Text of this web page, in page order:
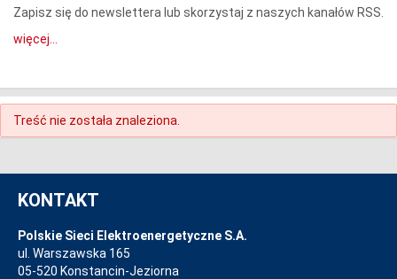
Zapisz się do newslettera lub skorzystaj z naszych kanałów RSS.
więcej...
Treść nie została znaleziona.
KONTAKT
Polskie Sieci Elektroenergetyczne S.A.
ul. Warszawska 165
05-520 Konstancin-Jeziorna